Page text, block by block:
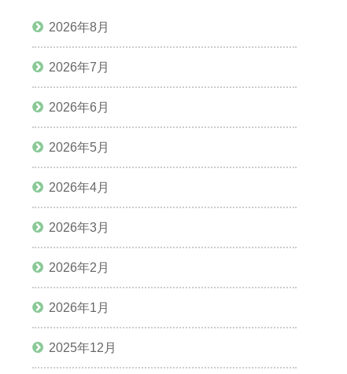
2026年8月
2026年7月
2026年6月
2026年5月
2026年4月
2026年3月
2026年2月
2026年1月
2025年12月